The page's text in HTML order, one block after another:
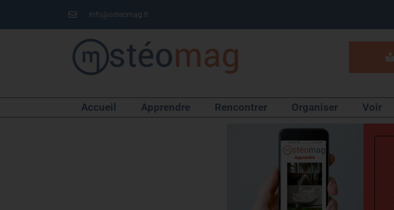
info@osteomag.fr
Accueil Apprendre Rencontrer Organiser Voir